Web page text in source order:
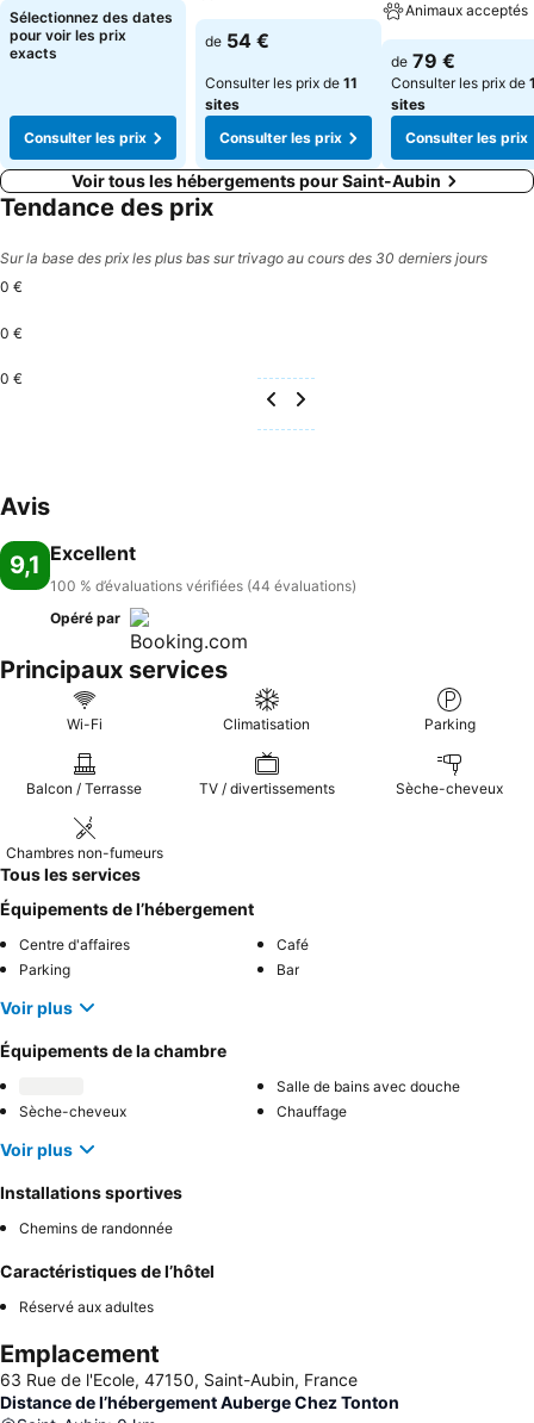
Sélectionnez des dates
pour voir les prix
exacts
Consulter les prix
de 54 €
Consulter les prix de 11
sites
Consulter les prix
Animaux acceptés
de 79 €
Consulter les prix de
sites
Consulter les prix
Voir tous les hébergements pour Saint-Aubin
Tendance des prix
Sur la base des prix les plus bas sur trivago au cours des 30 derniers jours
0 €
0 €
0 €
Avis
9,1 Excellent
100 % d’évaluations vérifiées (44 évaluations)
Opéré par
Principaux services
Wi-Fi Climatisation Parking
Balcon / Terrasse TV / divertissements Sèche-cheveux
Chambres non-fumeurs
Tous les services
Équipements de l’hébergement
Centre d'affaires
Café
Parking
Bar
Voir plus
Équipements de la chambre
Salle de bains avec douche
Sèche-cheveux
Chauffage
Voir plus
Installations sportives
Chemins de randonnée
Caractéristiques de l’hôtel
Réservé aux adultes
Emplacement
63 Rue de l'Ecole, 47150, Saint-Aubin, France
Distance de l’hébergement Auberge Chez Tonton